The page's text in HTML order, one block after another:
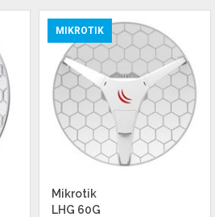
MIKROTIK
Mikrotik
LHG 60G